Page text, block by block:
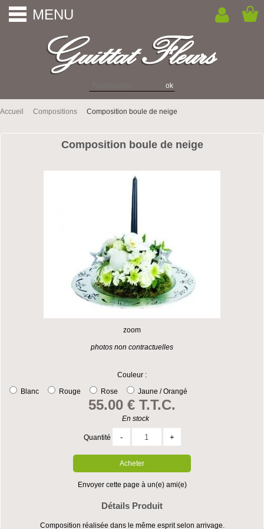
MENU
Accueil Compositions Composition boule de neige
Composition boule de neige
zoom
photos non contractuelles
Couleur :
Blanc
Rouge Rose Jaune / Orangé
55.00 € T.T.C.
En stock
Quantité
Envoyer cette page à un(e) ami(e)
Détails Produit
Composition réalisée dans le même esprit selon arrivage.